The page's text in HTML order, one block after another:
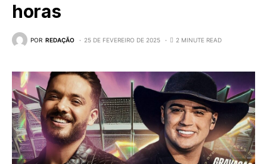
horas
POR REDAÇÃO 25 DE FEVEREIRO DE 2025 2 MINUTE READ